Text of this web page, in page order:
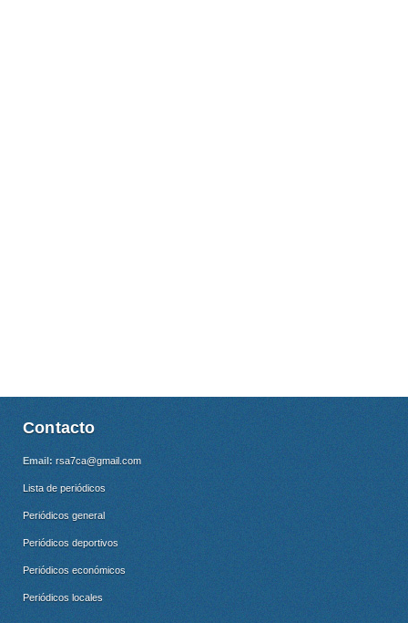
Contacto
Email: rsa7ca@gmail.com
Lista de periódicos
Periódicos general
Periódicos deportivos
Periódicos económicos
Periódicos locales